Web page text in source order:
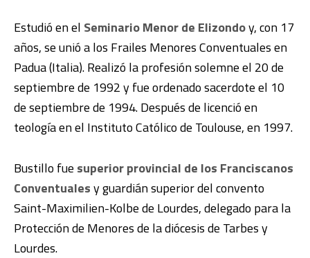
Estudió en el Seminario Menor de Elizondoy, con 17
años, se unió a los Frailes Menores Conventuales en
Padua (Italia).​ Realizó la profesión solemne el 20 de
septiembre de 1992 y fue ordenado sacerdote el 10
de septiembre de 1994. Después de licenció en
teología en el Instituto Católico de Toulouse, en 1997.
Bustillo fue superior provincial de los Franciscanos
Conventualesy guardián superior del convento
Saint-Maximilien-Kolbe de Lourdes, delegado para la
Protección de Menores de la diócesis de Tarbes y
Lourdes.